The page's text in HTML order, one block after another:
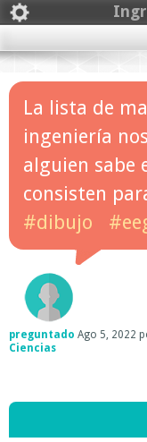
La lista de
ingeniería
alguien sabe
consisten
#dibujo
preguntado Ago 5, 2022
Ciencias